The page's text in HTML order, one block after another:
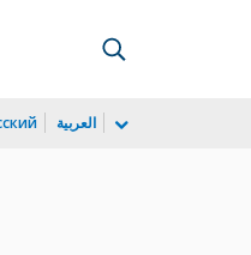
العربية